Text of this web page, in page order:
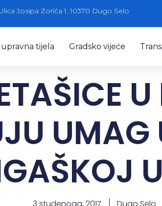
Josipa Zorića 1, 10370 Dugo Selo
tijela Gradsko vijeće
U